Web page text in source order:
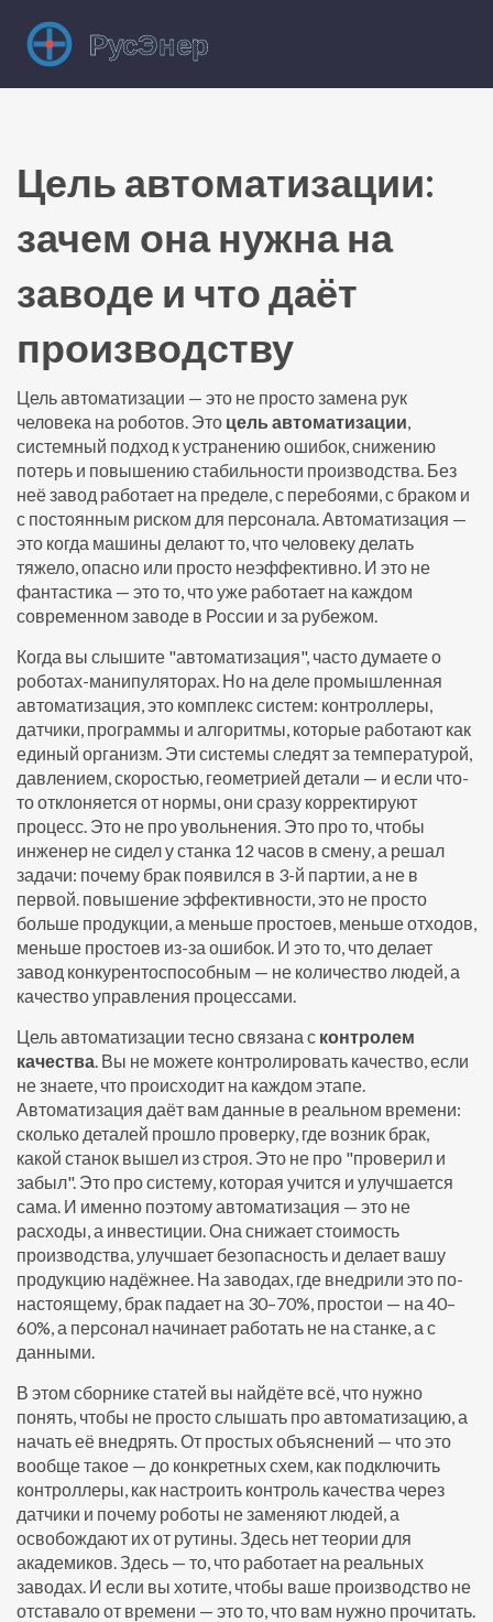
Цель автоматизации:
зачем она нужна на
заводе и что даёт
производству
Цель автоматизации — это не просто замена рук
человека на роботов. Это цель автоматизации,
системный подход к устранению ошибок, снижению
потерь и повышению стабильности производства. Без
неё завод работает на пределе, с перебоями, с браком и
с постоянным риском для персонала. Автоматизация —
это когда машины делают то, что человеку делать
тяжело, опасно или просто неэффективно. И это не
фантастика — это то, что уже работает на каждом
современном заводе в России и за рубежом.
Когда вы слышите "автоматизация", часто думаете о
роботах-манипуляторах. Но на деле промышленная
автоматизация,это комплекс систем: контроллеры,
датчики, программы и алгоритмы, которые работают как
единый организм. Эти системы следят за температурой,
давлением, скоростью, геометрией детали — и если что-
то отклоняется от нормы, они сразу корректируют
процесс. Это не про увольнения. Это про то, чтобы
инженер не сидел у станка 12 часов в смену, а решал
задачи: почему брак появился в 3-й партии, а не в
первой. повышение эффективности,это не просто
больше продукции, а меньше простоев, меньше отходов,
меньше простоев из-за ошибок. И это то, что делает
завод конкурентоспособным — не количество людей, а
качество управления процессами.
Цель автоматизации тесно связана с контролем
качества. Вы не можете контролировать качество, если
не знаете, что происходит на каждом этапе.
Автоматизация даёт вам данные в реальном времени:
сколько деталей прошло проверку, где возник брак,
какой станок вышел из строя. Это не про "проверил и
забыл". Это про систему, которая учится и улучшается
сама. И именно поэтому автоматизация — это не
расходы, а инвестиции. Она снижает стоимость
производства, улучшает безопасность и делает вашу
продукцию надёжнее. На заводах, где внедрили это по-
настоящему, брак падает на 30–70%, простои — на 40–
60%, а персонал начинает работать не на станке, а с
данными.
В этом сборнике статей вы найдёте всё, что нужно
понять, чтобы не просто слышать про автоматизацию, а
начать её внедрять. От простых объяснений — что это
вообще такое — до конкретных схем, как подключить
контроллеры, как настроить контроль качества через
датчики и почему роботы не заменяют людей, а
освобождают их от рутины. Здесь нет теории для
академиков. Здесь — то, что работает на реальных
заводах. И если вы хотите, чтобы ваше производство не
отставало от времени — это то, что вам нужно прочитать.